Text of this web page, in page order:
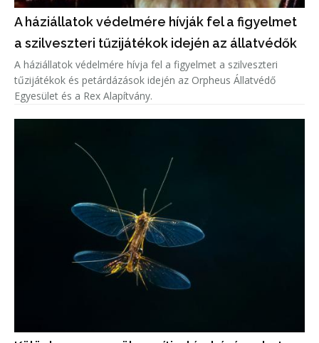
A háziállatok védelmére hívják fel a figyelmet
a szilveszteri tűzijátékok idején az állatvédők
A háziállatok védelmére hívja fel a figyelmet a szilveszteri
tűzijátékok és petárdázások idején az Orpheus Állatvédő
Egyesület és a Rex Alapítvány.